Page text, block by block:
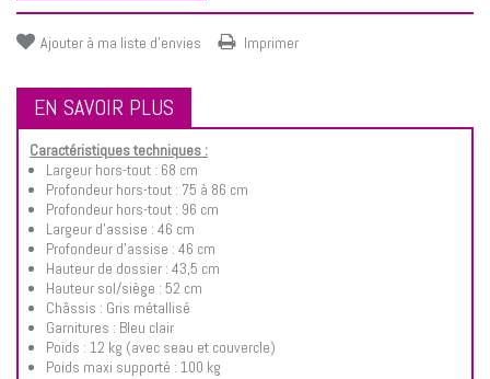
Ajouter à ma liste d'envies Imprimer
EN SAVOIR PLUS
Caractéristiques techniques :
Largeur hors-tout : 68 cm
Profondeur hors-tout : 75 à 86 cm
Profondeur hors-tout : 96 cm
Largeur d'assise : 46 cm
Profondeur d'assise : 46 cm
Hauteur de dossier : 43,5 cm
Hauteur sol/siège : 52 cm
Châssis : Gris métallisé
Garnitures : Bleu clair
Poids : 12 kg (avec seau et couvercle)
Poids maxi supporté : 100 kg